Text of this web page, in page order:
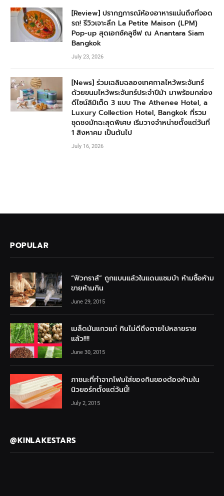
[Review] ปรากฏการณ์ห้องอาหารแน่นถึงที่จอด
รถ! รีวิวเจาะลึก La Petite Maison (LPM)
Pop-up สุดเอกซ์คลูซีฟ ณ Anantara Siam
Bangkok
July 23, 2026
[News] ร่วมเฉลิมฉลองเทศกาลไหว้พระจันทร์
ด้วยขนมไหว้พระจันทร์ประจำปีม้า มาพร้อมกล่อง
ดีไซน์ลิมิเต็ด 3 แบบ The Athenee Hotel, a
Luxury Collection Hotel, Bangkok ที่รวม
ชุดชงมัทฉะสุดพิเศษ เริ่มวางจำหน่ายตั้งแต่วันที่
1 สิงหาคม เป็นต้นไป
July 16, 2026
POPULAR
“ฟัวกราส์” ถูกแบนแล้วในแดนแซมบ้า ห้ามซื้อห้าม
ขายห้ามกิน
June 29, 2015
เมล็ดมันแกวแก่ กินไม่ดีถึงตายไปหลายราย
แล้ว!!!!
June 30, 2015
ภาชนะที่ทำจากโฟมใส่ของกินของต้องห้ามใน
นิวยอร์กตั้งแต่วันนี้!
July 2, 2015
@KINLAKESTARS